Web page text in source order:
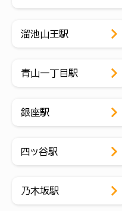
溜池山王駅
青山一丁目駅
銀座駅
四ッ谷駅
乃木坂駅